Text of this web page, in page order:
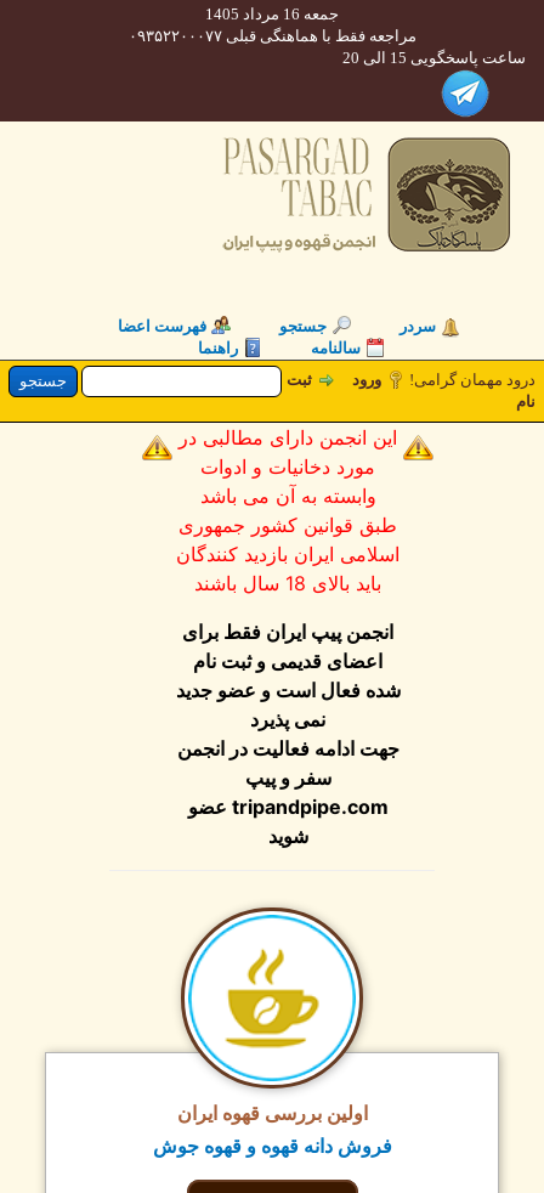
جمعه 16 مرداد 1405
مراجعه فقط با هماهنگی قبلی ۰۹۳۵۲۲۰۰۰۷۷
پاسخگویی 15 الی 20
سردر جستجو
فهرست اعضا
سالنامه
راهنما
مهمان گرامی!
ورود ثبت
این انجمن دارای مطالبی در
مورد دخانیات و ادوات
وابسته به آن می باشد
طبق قوانین کشور جمهوری
اسلامی ایران بازدید کنندگان
باید بالای 18 سال باشند
انجمن پیپ ایران فقط برای
اعضای قدیمی و ثبت نام
شده فعال است و عضو جدید
نمی پذیرد
جهت ادامه فعالیت در انجمن
سفر و پیپ
tripandpipe.comعضو
شوید
اولین بررسی قهوه ایران
فروش دانه قهوه و قهوه جوش